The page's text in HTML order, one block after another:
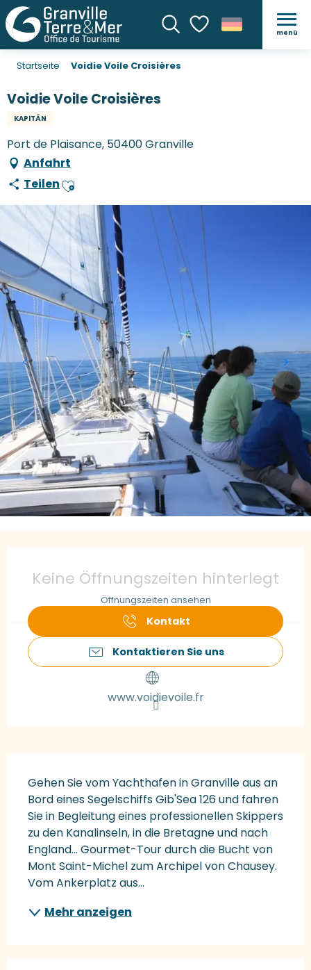
SucheVoir les favoris
menü
Startseite Voidie Voile Croisières
Voidie Voile Croisières
KAPITÄN
Port de Plaisance, 50400 Granville
Anfahrt
TeilenAjouter aux favoris
Keine Öffnungszeiten hinterlegt
Öffnungszeiten ansehen
Kontakt
Kontaktieren Sie uns
www.voidievoile.fr
Gehen Sie vom Yachthafen in Granville aus an
Bord eines Segelschiffs Gib'Sea 126 und fahren
Sie in Begleitung eines professionellen Skippers
zu den Kanalinseln, in die Bretagne und nach
England... Gourmet-Tour durch die Bucht von
Mont Saint-Michel zum Archipel von Chausey.
Vom Ankerplatz aus...
Mehr anzeigen